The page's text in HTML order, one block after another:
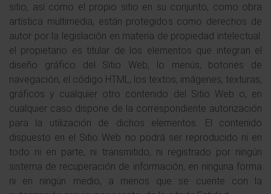
sitio, así como el propio sitio en su conjunto, como obra
artística multimedia, están protegidos como derechos de
autor por la legislación en materia de propiedad intelectual.
el propietario es titular de los elementos que integran el
diseño gráfico del Sitio Web, lo menús, botones de
navegación, el código HTML, los textos, imágenes, texturas,
gráficos y cualquier otro contenido del Sitio Web o, en
cualquier caso dispone de la correspondiente autorización
para la utilización de dichos elementos. El contenido
dispuesto en el Sitio Web no podrá ser reproducido ni en
todo ni en parte, ni transmitido, ni registrado por ningún
sistema de recuperación de información, en ninguna forma
ni en ningún medio, a menos que se cuente con la